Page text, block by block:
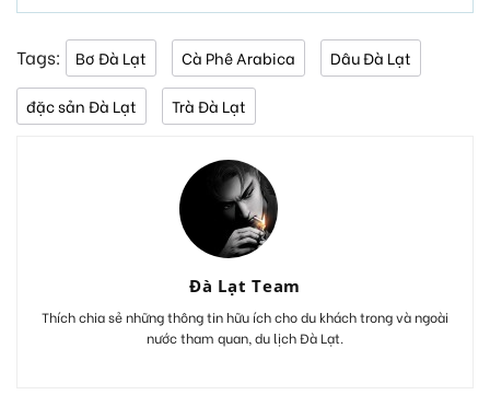
Tags: Bơ Đà Lạt Cà Phê Arabica Dâu Đà Lạt
đặc sản Đà Lạt Trà Đà Lạt
Đà Lạt Team
Thích chia sẻ những thông tin hữu ích cho du khách trong và ngoài
nước tham quan, du lịch Đà Lạt.